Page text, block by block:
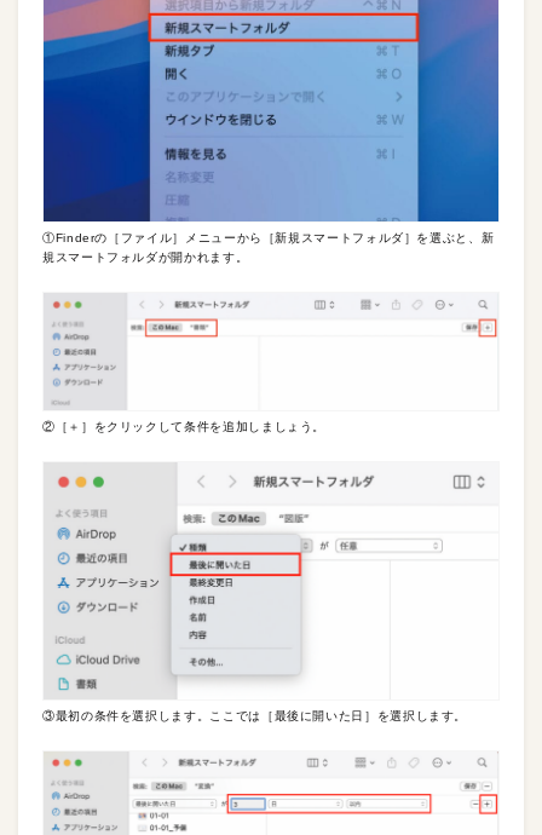
①Finderの［ファイル］メニューから［新規スマートフォルダ］を選ぶと、新
規スマートフォルダが開かれます。
②［＋］をクリックして条件を追加しましょう。
③最初の条件を選択します。ここでは［最後に開いた日］を選択します。